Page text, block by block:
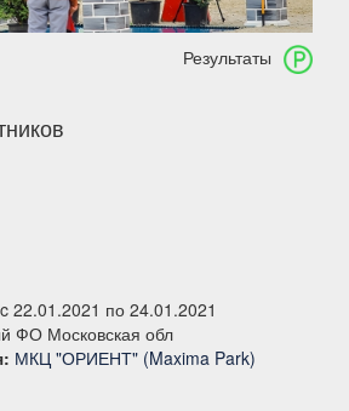
Результаты
c 22.01.2021 по 24.01.2021
ФО Московская обл
МКЦ "ОРИЕНТ" (Maxima Park)